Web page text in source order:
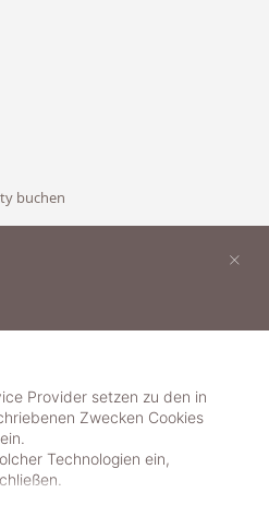
buchen
Provider setzen zu den in
Zwecken Cookies
Technologien ein,
×